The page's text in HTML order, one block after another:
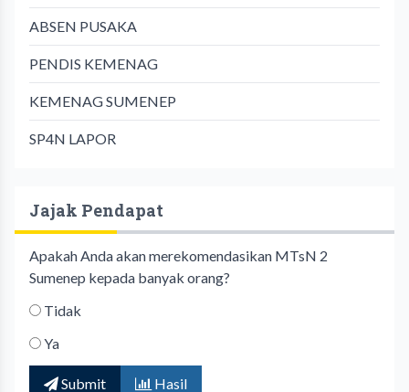
ABSEN PUSAKA
PENDIS KEMENAG
KEMENAG SUMENEP
SP4N LAPOR
Jajak Pendapat
Apakah Anda akan merekomendasikan MTsN 2
Sumenep kepada banyak orang?
Tidak
Ya
Submit Hasil